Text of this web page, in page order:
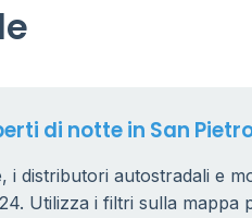
6
18
di notte in San
i distributori autostradali e
Utilizza i filtri sulla mappa